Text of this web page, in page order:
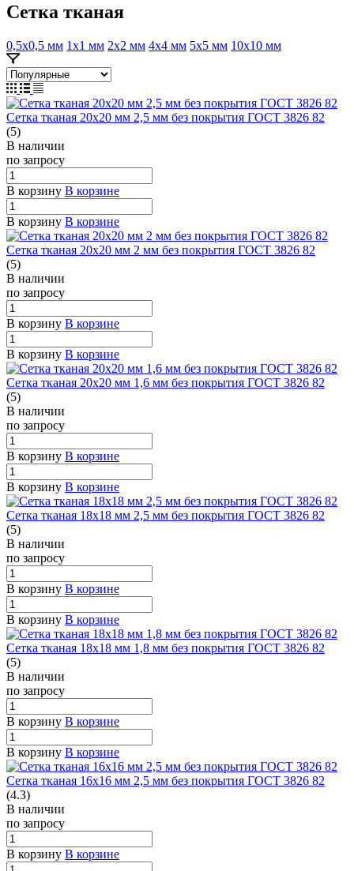
Сетка тканая
0,5х0,5 мм 1х1 мм 2х2 мм 4х4 мм 5х5 мм 10х10 мм
Сетка тканая 20х20 мм 2,5 мм без покрытия ГОСТ 3826 82
(5)
В наличии
по запросу
В корзину В корзине
В корзину В корзине
Сетка тканая 20х20 мм 2 мм без покрытия ГОСТ 3826 82
(5)
В наличии
по запросу
В корзину В корзине
В корзину В корзине
Сетка тканая 20х20 мм 1,6 мм без покрытия ГОСТ 3826 82
(5)
В наличии
по запросу
В корзину В корзине
В корзину В корзине
Сетка тканая 18х18 мм 2,5 мм без покрытия ГОСТ 3826 82
(5)
В наличии
по запросу
В корзину В корзине
В корзину В корзине
Сетка тканая 18х18 мм 1,8 мм без покрытия ГОСТ 3826 82
(5)
В наличии
по запросу
В корзину В корзине
В корзину В корзине
Сетка тканая 16х16 мм 2,5 мм без покрытия ГОСТ 3826 82
(4.3)
В наличии
по запросу
В корзину В корзине